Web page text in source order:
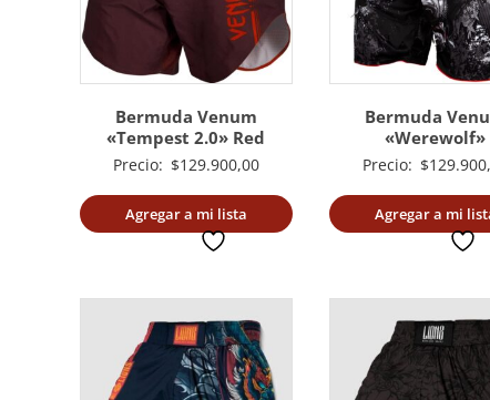
Bermuda Venum
«Tempest 2.0» Red
Precio: $129.900,00
Agregar a mi lista
Bermuda
«Werewolf»
Precio: $
Agregar a mi